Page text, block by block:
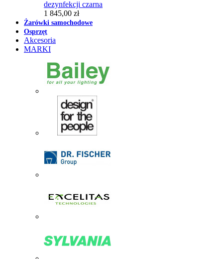
dezynfekcji czarna
1 845,00 zł
Żarówki samochodowe
Osprzęt
Akcesoria
MARKI